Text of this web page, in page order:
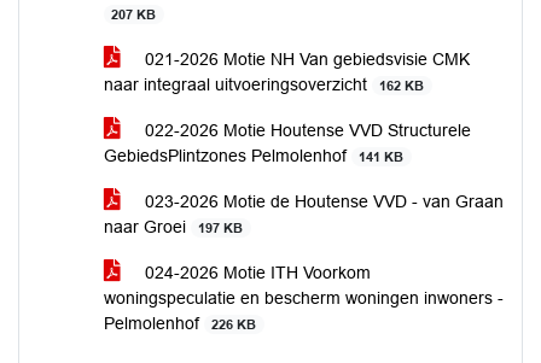
207 KB
021-2026 Motie NH Van gebiedsvisie CMK
naar integraal uitvoeringsoverzicht
162 KB
022-2026 Motie Houtense VVD Structurele
GebiedsPlintzones Pelmolenhof
141 KB
023-2026 Motie de Houtense VVD - van Graan
naar Groei
197 KB
024-2026 Motie ITH Voorkom
woningspeculatie en bescherm woningen inwoners -
Pelmolenhof
226 KB